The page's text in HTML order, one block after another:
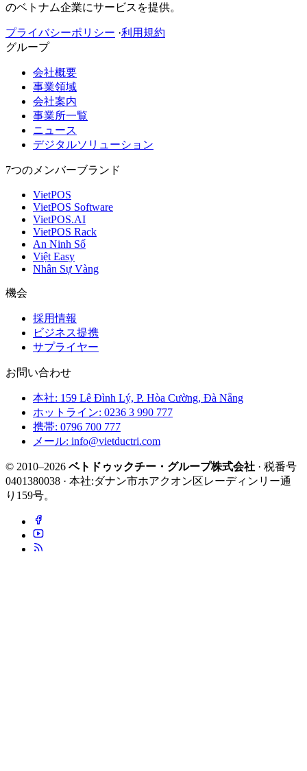
のベトナム企業にサービスを提供。
プライバシーポリシー ·利用規約
グループ
会社概要
事業領域
会社案内
事業所一覧
ニュース
デジタルソリューション
7つのメンバーブランド
VietPOS
VietPOS Software
VietPOS.AI
VietPOS Rack
An Ninh Số
Việt Easy
Nhân Sự Vàng
機会
採用情報
ビジネス提携
サプライヤー
お問い合わせ
本社: 159 Lê Đình Lý, P. Hòa Cường, Đà Nẵng
ホットライン: 0236 3 990 777
携帯: 0796 700 777
メール: info@vietductri.com
© 2010–2026 ベトドゥックチー・グループ株式会社 · 税番号
0401380038 · 本社:ダナン市ホアクオン区レーディンリー通
り159号。